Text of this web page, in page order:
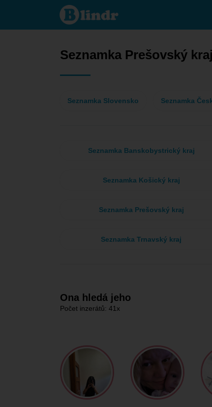
Seznamka
- Ona
hledá
Seznamka Prešovský kraj
Seznamka Slovensko Seznamka
Seznamka Banskobystrický kraj
Seznamka Košický kraj
Seznamka Prešovský kraj
Seznamka Trnavský kraj
Ona hledá jeho
Počet inzerátů: 41x